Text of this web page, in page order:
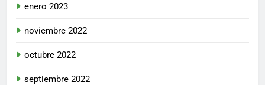
enero 2023
noviembre 2022
octubre 2022
septiembre 2022